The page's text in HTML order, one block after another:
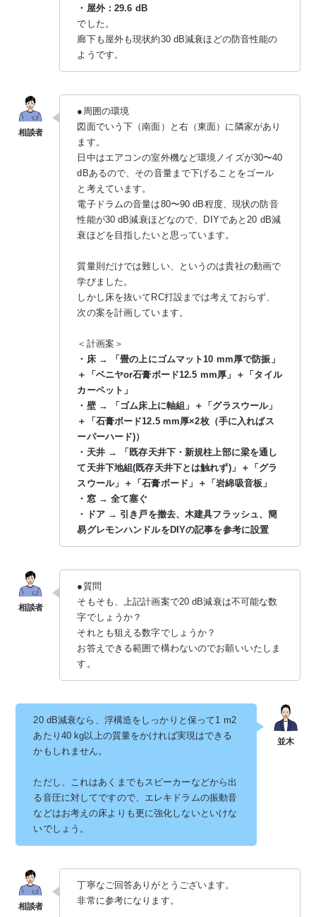
・屋外：29.6 dB
でした。
廊下も屋外も現状約30 dB減衰ほどの防音性能の
ようです。
●周囲の環境
図面でいう下（南面）と右（東面）に隣家があり
ます。
日中はエアコンの室外機など環境ノイズが30〜40
dBあるので、その音量まで下げることをゴール
と考えています。
電子ドラムの音量は80〜90 dB程度、現状の防音
性能が30 dB減衰ほどなので、DIYであと20 dB減
衰ほどを目指したいと思っています。
質量則だけでは難しい、というのは貴社の動画で
学びました。
しかし床を抜いてRC打設までは考えておらず、
次の案を計画しています。
＜計画案＞
・床 → 「畳の上にゴムマット10 mm厚で防振」
＋「ベニヤor石膏ボード12.5 mm厚」＋「タイル
カーペット」
・壁 → 「ゴム床上に軸組」＋「グラスウール」
＋「石膏ボード12.5 mm厚×2枚（手に入ればス
ーパーハード)）
・天井 → 「既存天井下・新規柱上部に梁を通し
て天井下地組(既存天井下とは触れず)」＋「グラ
スウール」＋「石膏ボード」＋「岩綿吸音板」
・窓 → 全て塞ぐ
・ドア → 引き戸を撤去、木建具フラッシュ、簡
易グレモンハンドルをDIYの記事を参考に設置
●質問
そもそも、上記計画案で20 dB減衰は不可能な数
字でしょうか？
それとも狙える数字でしょうか？
お答えできる範囲で構わないのでお願いいたしま
す。
20 dB減衰なら、浮構造をしっかりと保って1 m2
あたり40 kg以上の質量をかければ実現はできる
かもしれません。
ただし、これはあくまでもスピーカーなどから出
る音圧に対してですので、エレキドラムの振動音
などはお考えの床よりも更に強化しないといけな
いでしょう。
丁寧なご回答ありがとうございます。
非常に参考になります。